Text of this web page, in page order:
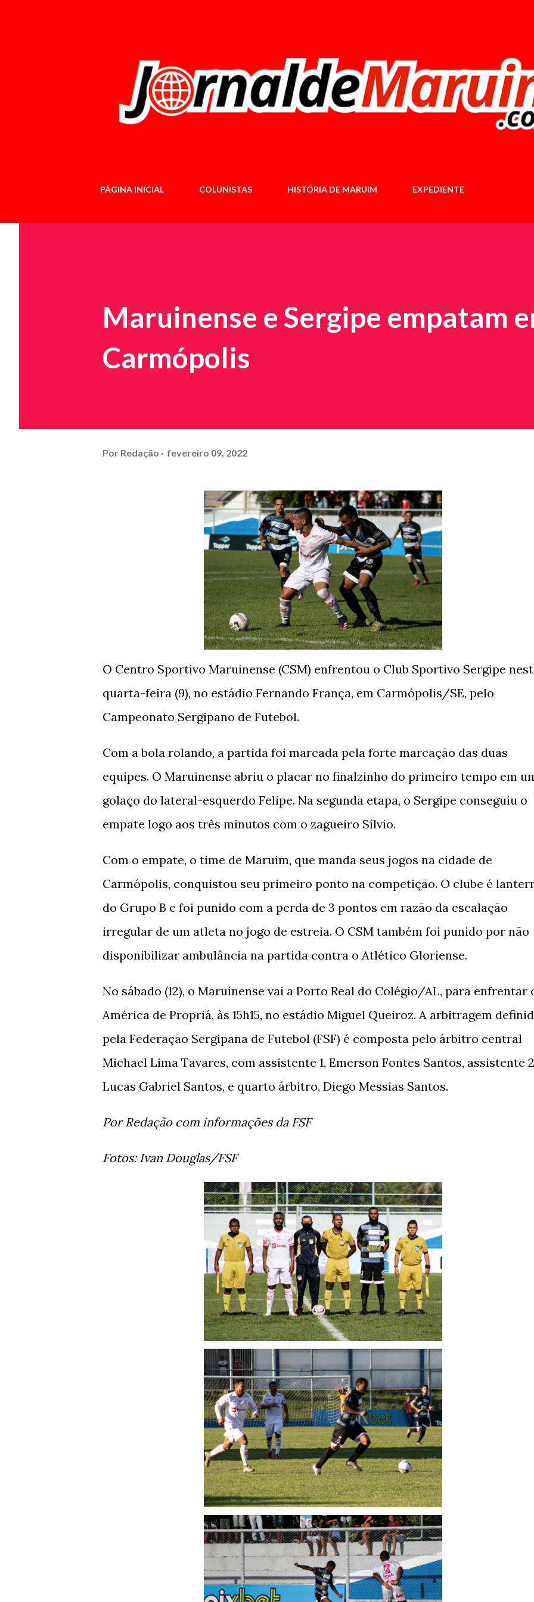
PÁGINA INICIAL COLUNISTAS HISTÓRIA DE MARUIM EXPEDIENTE
Maruinense e Sergipe empatam
Carmópolis
Por Redação fevereiro 09, 2022
O Centro Sportivo Maruinense (CSM) enfrentou o Club Sportivo Sergipe
quarta-feira (9), no estádio Fernando França, em Carmópolis/SE, pelo
Campeonato Sergipano de Futebol.
Com a bola rolando, a partida foi marcada pela forte marcação das duas
equipes. O Maruinense abriu o placar no finalzinho do primeiro tempo em
golaço do lateral-esquerdo Felipe. Na segunda etapa, o Sergipe conseguiu o
empate logo aos três minutos com o zagueiro Sílvio.
Com o empate, o time de Maruim, que manda seus jogos na cidade de
Carmópolis, conquistou seu primeiro ponto na competição. O clube é
do Grupo B e foi punido com a perda de 3 pontos em razão da escalação
irregular de um atleta no jogo de estreia. O CSM também foi punido por não
disponibilizar ambulância na partida contra o Atlético Gloriense.
No sábado (12), o Maruinense vai a Porto Real do Colégio/AL, para enfrentar
América de Propriá, às 15h15, no estádio Miguel Queiroz. A arbitragem
pela Federação Sergipana de Futebol (FSF) é composta pelo árbitro central
Michael Lima Tavares, com assistente 1, Emerson Fontes Santos, assistente
Lucas Gabriel Santos, e quarto árbitro, Diego Messias Santos.
Por Redação com informações da FSF
Fotos: Ivan Douglas/FSF